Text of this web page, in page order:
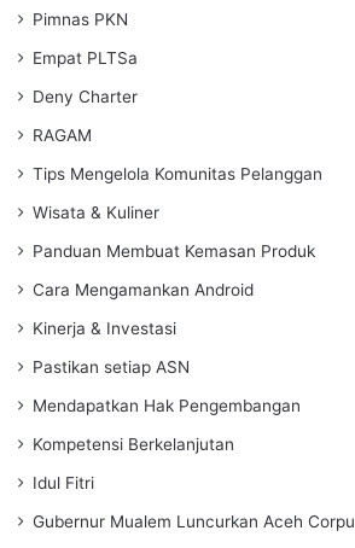
Pimnas PKN
Empat PLTSa
Deny Charter
RAGAM
Tips Mengelola Komunitas Pelanggan
Wisata & Kuliner
Panduan Membuat Kemasan Produk
Cara Mengamankan Android
Kinerja & Investasi
Pastikan setiap ASN
Mendapatkan Hak Pengembangan
Kompetensi Berkelanjutan
Idul Fitri
Gubernur Mualem Luncurkan Aceh Corpu